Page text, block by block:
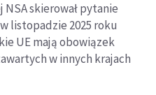
NSA skierował pytanie
listopadzie 2025 roku
UE mają obowiązek
w innych krajach